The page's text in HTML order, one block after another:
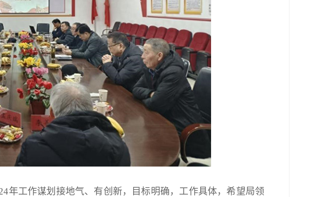
年工作谋划接地气、有创新，目标明确，工作具体，希望局领